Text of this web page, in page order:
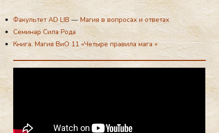
Факультет AD LIB—Магия в вопросах и ответах
Семинар Сила Рода
Книга. Магия ВиО 11 «Четыре правила мага «